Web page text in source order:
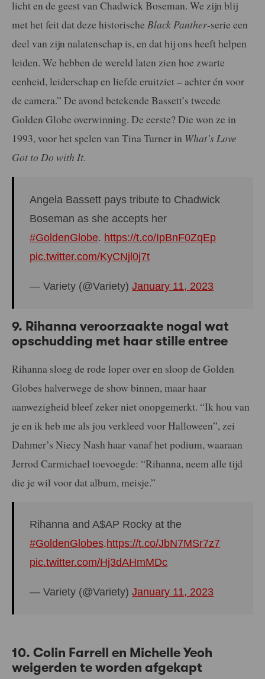
licht en de geest van Chadwick Boseman. We zijn blij
met het feit dat deze historische Black Panther-serie een
deel van zijn nalatenschap is, en dat hij ons heeft helpen
leiden. We hebben de wereld laten zien hoe zwarte
eenheid, leiderschap en liefde eruitziet – achter én voor
de camera.” De avond betekende Bassett’s tweede
Golden Globe overwinning. De eerste? Die won ze in
1993, voor het spelen van Tina Turner in What’s Love
Got to Do with It.
Angela Bassett pays tribute to Chadwick
Boseman as she accepts her
#GoldenGlobe. https://t.co/IpBnF0ZqEp
pic.twitter.com/KyCNjl0j7t
— Variety (@Variety)January 11, 2023
9. Rihanna veroorzaakte nogal wat
opschudding met haar stille entree
Rihanna sloeg de rode loper over en sloop de Golden
Globes halverwege de show binnen, maar haar
aanwezigheid bleef zeker niet onopgemerkt. “Ik hou van
je en ik heb me als jou verkleed voor Halloween”, zei
Dahmer’s Niecy Nash haar vanaf het podium, waaraan
Jerrod Carmichael toevoegde: “Rihanna, neem alle tijd
die je wil voor dat album, meisje.”
Rihanna and A$AP Rocky at the
#GoldenGlobes.https://t.co/JbN7MSr7z7
pic.twitter.com/Hj3dAHmMDc
— Variety (@Variety)January 11, 2023
10. Colin Farrell en Michelle Yeoh
weigerden te worden afgekapt